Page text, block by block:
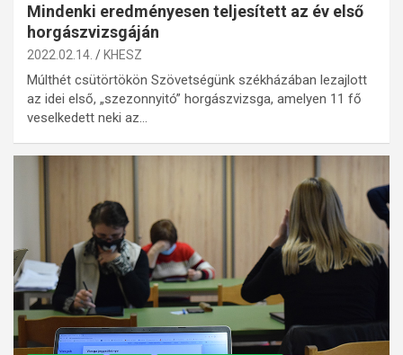
Mindenki eredményesen teljesített az év első
horgászvizsgáján
2022.02.14. KHESZ
Múlthét csütörtökön Szövetségünk székházában lezajlott
az idei első, „szezonnyitó” horgászvizsga, amelyen 11 fő
veselkedett neki az…